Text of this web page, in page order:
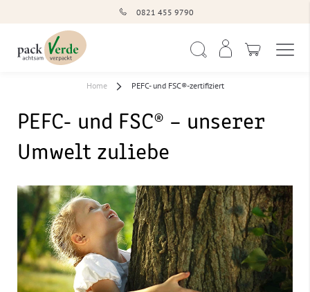
0821 455 9790
Home PEFC- und FSC®-zertifiziert
PEFC- und FSC® – unserer
Umwelt zuliebe